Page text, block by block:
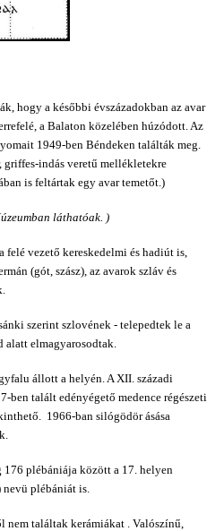
hogy a későbbi évszázadokban az avar
a Balaton közelében húzódott. Az
1949-ben Béndeken találták meg.
griffes-indás veretű mellékletekre
is feltártak egy avar temetőt.)
láthatóak. )
vezető kereskedelmi és hadiút is,
(gót, szász), az avarok szláv és
szerint szlovének - telepedtek le a
elmagyarosodtak.
állott a helyén. A XII. századi
ben talált edényégető medence régészeti
1966-ban silógödör ásása
176 plébániája között a 17. helyen
plébániát is.
nem találtak kerámiákat . Valószínű,